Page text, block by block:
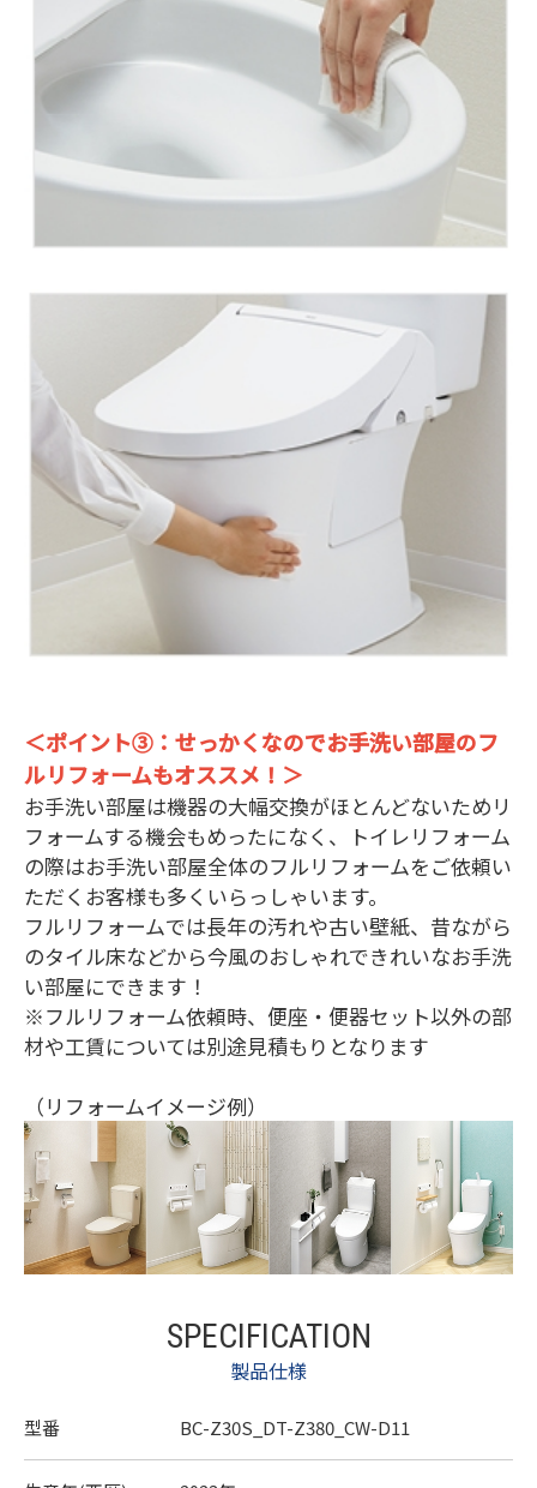
＜ポイント③：せっかくなのでお手洗い部屋のフ
ルリフォームもオススメ！＞
お手洗い部屋は機器の大幅交換がほとんどないためリ
フォームする機会もめったになく、トイレリフォーム
の際はお手洗い部屋全体のフルリフォームをご依頼い
ただくお客様も多くいらっしゃいます。
フルリフォームでは長年の汚れや古い壁紙、昔ながら
のタイル床などから今風のおしゃれできれいなお手洗
い部屋にできます！
※フルリフォーム依頼時、便座・便器セット以外の部
材や工賃については別途見積もりとなります
（リフォームイメージ例）
SPECIFICATION
製品仕様
型番 BC-Z30S_DT-Z380_CW-D11